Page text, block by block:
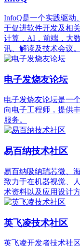
InfoQ是一个实践驱动
于促进软件开发及相
计算，AI，前端，大
讯、解读及技术会议。
电子发烧友论坛
电子发烧友论坛‌是一
向电子工程师，提供
服务。
易百纳技术社区
易百纳吸纳瑞芯微、
致力于在机器视觉、
术资料以及应用设计方
英飞凌技术社区
英飞凌开发者技术社